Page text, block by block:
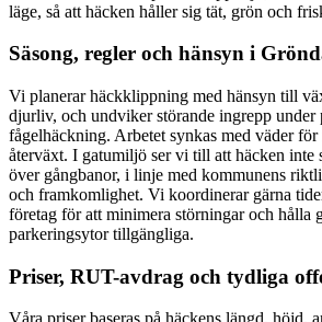
läge, så att häcken håller sig tät, grön och
Säsong, regler och hänsyn i
Vi planerar häckklippning med hänsyn till
djurliv, och undviker störande ingrepp under
fågelhäckning. Arbetet synkas med väder för
återväxt. I gatumiljö ser vi till att häcken inte
över gångbanor, i linje med kommunens
och framkomlighet. Vi koordinerar gärna
företag för att minimera störningar och hålla
parkeringsytor tillgängliga.
Priser, RUT-avdrag och tydliga